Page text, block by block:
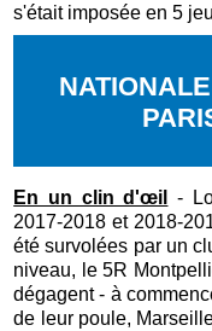
s'était imposée en 5
En un clin d'œil
-
2017-2018 et 2018-
été survolées par un
niveau, le 5R
dégagent - à
de leur poule,